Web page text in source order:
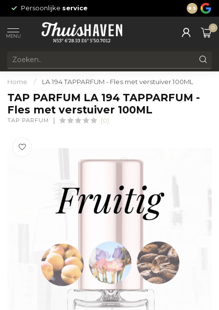
Persoonlijke service 24/7
8.5
MENU
0
Home / LA 194 TAPPARFUM - Fles met verstuiver 100ML
TAP PARFUM LA 194 TAPPARFUM -
Fles met verstuiver 100ML
TAP PARFUM (0)